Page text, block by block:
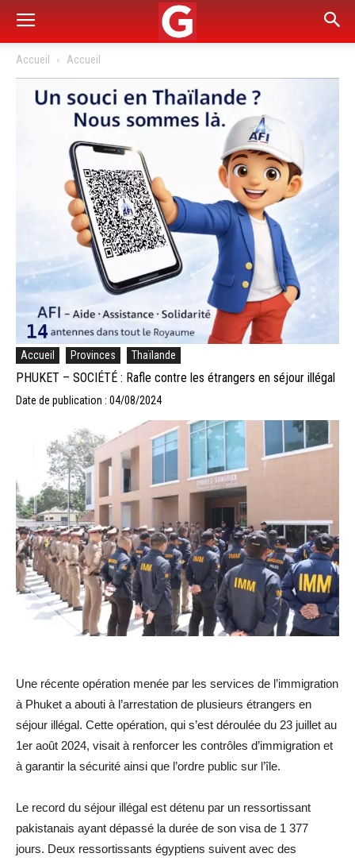
Accueil Accueil
Accueil Provinces Thaïlande
PHUKET – SOCIÉTÉ : Rafle contre les étrangers en séjour illégal
Date de publication : 04/08/2024
Une récente opération menée par les services de l’immigration
à Phuket a abouti à l’arrestation de plusieurs étrangers en
séjour illégal. Cette opération, qui s’est déroulée du 23 juillet au
1er août 2024, visait à renforcer les contrôles d’immigration et
à garantir la sécurité ainsi que l’ordre public sur l’île.
Le record du séjour illégal est détenu par un ressortissant
pakistanais ayant dépassé la durée de son visa de 1 377
jours. Deux ressortissants égyptiens suivent avec des